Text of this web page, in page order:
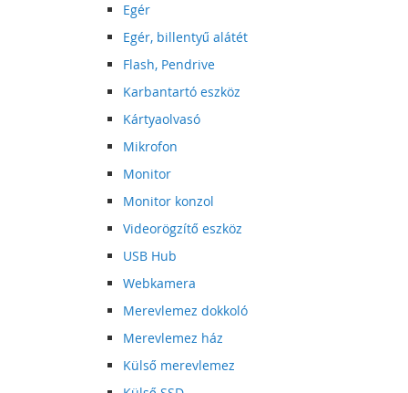
Egér
Egér, billentyű alátét
Flash, Pendrive
Karbantartó eszköz
Kártyaolvasó
Mikrofon
Monitor
Monitor konzol
Videorögzítő eszköz
USB Hub
Webkamera
Merevlemez dokkoló
Merevlemez ház
Külső merevlemez